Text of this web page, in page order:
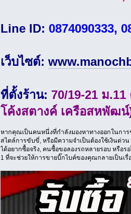
Line ID: 0874090333,
เว็บไซต์:
ที่ตั้งร้าน: 70/19-21 ม
โค้งสตางค์ เครือสหพัฒน์
หากคุณเป็นคนหนึ่งที่กำลังมองหาทางออกในการ
สไตล์การขับขี่, หรือมีความจำเป็นต้องใช้เงินด่ว
ได้อยากซื้อจริง, คนซื้อขอลองรถหลายรอบ หรือ
1 ที่จะช่วยให้การขายบิ๊กไบค์ของคุณกลายเป็นเ